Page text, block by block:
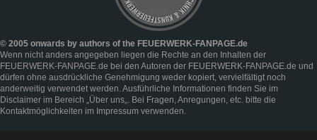
© 2005 onwards by authors of the FEUERWERK-FANPAGE.de
Wenn nicht anders angegeben liegen die Rechte an den Inhalten der
FEUERWERK-FANPAGE.de bei den Autoren der FEUERWERK-FANPAGE.de und
dürfen ohne ausdrückliche Genehmigung weder kopiert, vervielfältigt noch
anderweitig verwendet werden. Ausführliche Informationen finden Sie im
Disclaimer im Bereich „Über uns„. Bei Fragen, Anregungen, etc. bitte die
Kontaktmöglichkeiten im Impressum verwenden.